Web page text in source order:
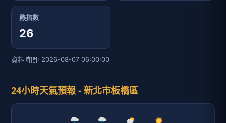
熱指數
26
資料時間: 2026-08-07 06:00:00
24小時天氣預報 - 新北市板橋區